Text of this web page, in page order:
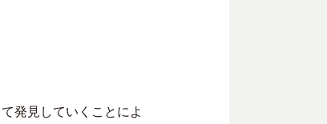
発見していくことによ